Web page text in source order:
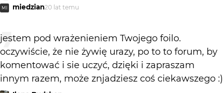
MI miedzian20 lat temu
jestem pod wrażenieniem Twojego foilo.
oczywiście, że nie żywię urazy, po to to forum, by
komentować i sie uczyć, dzięki i zapraszam
innym razem, może znjadziesz coś ciekawszego :)